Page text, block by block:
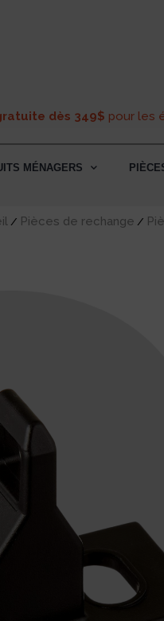
dès 349$ pour les
MÉNAGERS
/ Pièces de rechange /